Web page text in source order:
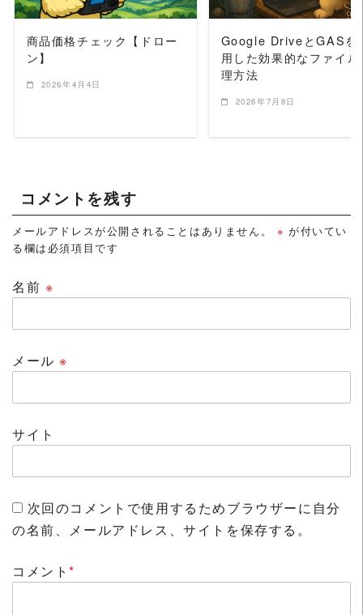
商品価格チェック【ドロー
ン】
2026年4月4日
Google DriveとGASを
用した効果的なファイル
理方法
2026年7月8日
コメントを残す
メールアドレスが公開されることはありません。 ※ が付いてい
る欄は必須項目です
名前 ※
メール※
サイト
次回のコメントで使用するためブラウザーに自分
の名前、メールアドレス、サイトを保存する。
コメント*